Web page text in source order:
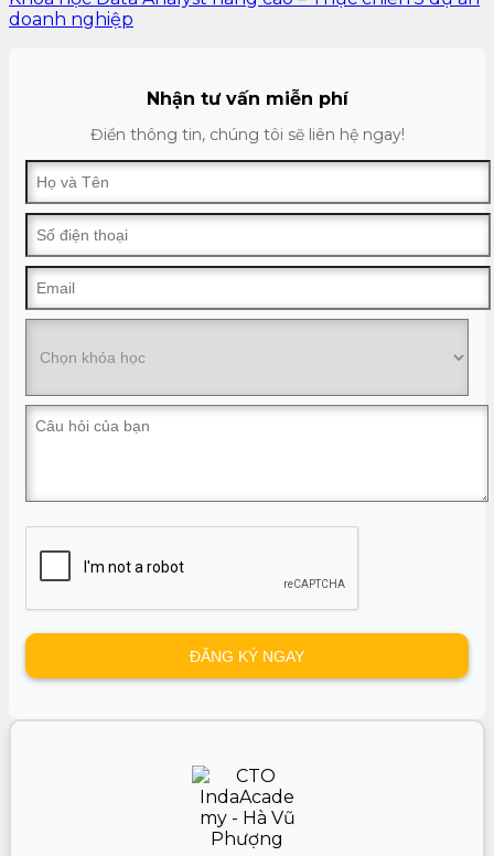
doanh nghiệp
Nhận tư vấn miễn phí
Điền thông tin, chúng tôi sẽ liên hệ ngay!